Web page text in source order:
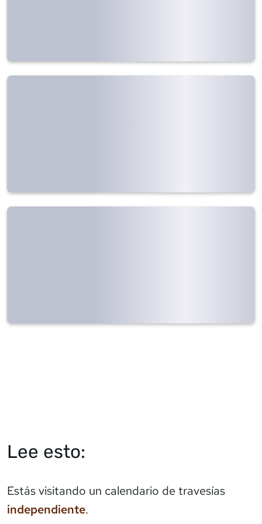
Lee esto:
Estás visitando un calendario de travesías
independiente.